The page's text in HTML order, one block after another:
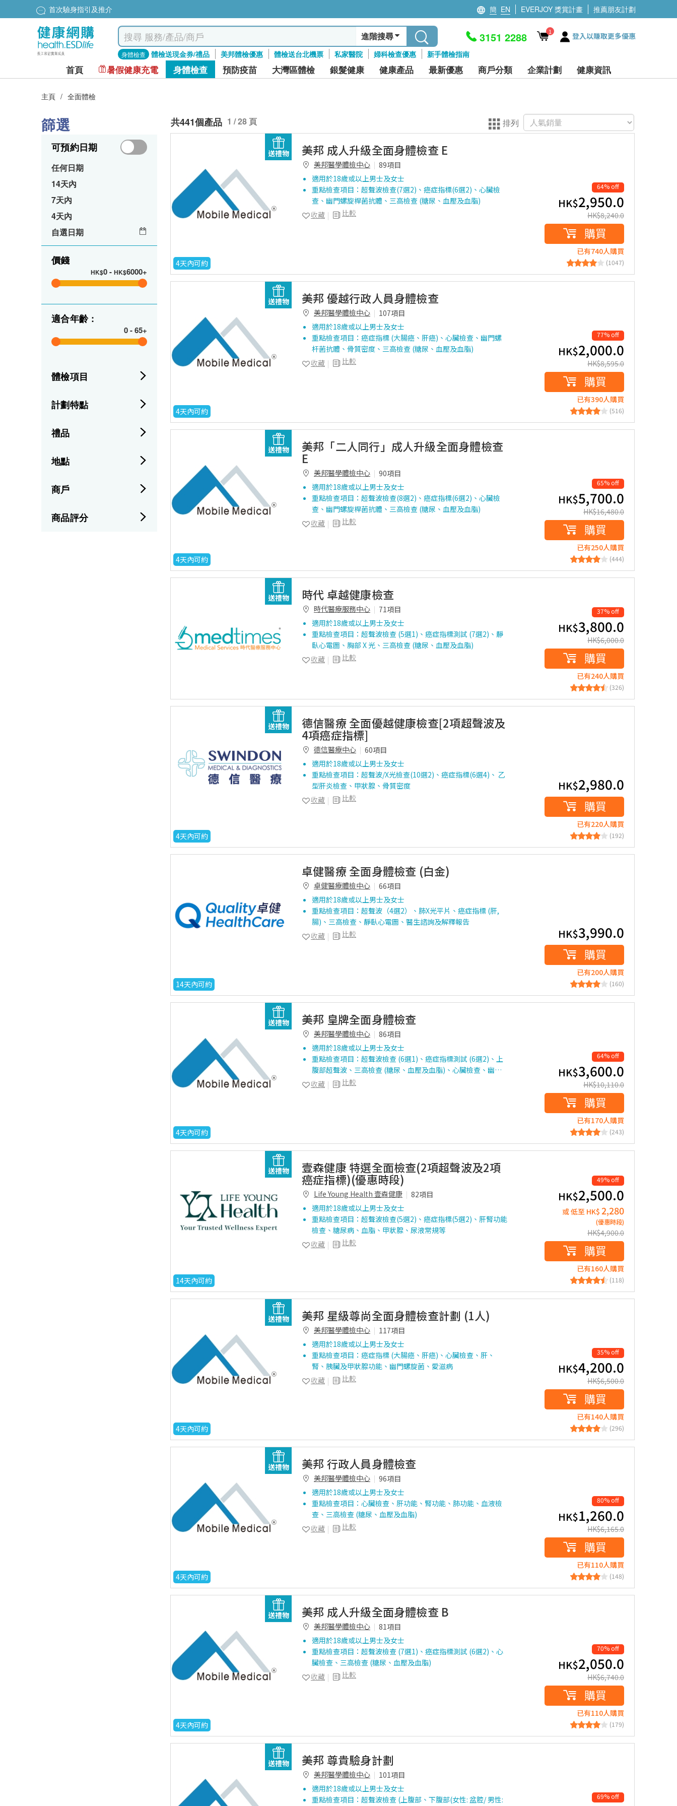
首次驗身指引及推介 簡 EN EVERJOY 獎賞計畫 推薦朋友計劃
進階搜尋
身體檢查 體檢送現金券/禮品 美邦體檢優惠 體檢送台北機票 私家醫院 婦科檢查優惠 新手體檢指南
3151 2288 1 登入以賺取更多優惠
首頁 暑假健康充電 身體檢查 預防疫苗 大灣區體檢 銀髮健康 健康產品 最新優惠 商戶分類 企業計劃 健康資訊
主頁 / 全面體檢
篩選
可預約日期
任何日期
14天內
7天內
4天內
自選日期
價錢
HK$0- HK$6000+
適合年齡 :
0-65+
體檢項目
計劃特點
禮品
地點
商戶
商品評分
共441個產品 1 / 28 頁 排列
送禮物
4天內可約
美邦 成人升級全面身體檢查 E
美邦醫學體檢中心
89項目
適用於18歲或以上男士及女士
重點檢查項目：超聲波檢查(7選2)、癌症指標(6選2)、心臟檢
查、幽門螺旋桿菌抗體、三高檢查 (糖尿、血壓及血脂)
比較
收藏
64% off
HK$2,950.0
HK$8,240.0
購買
已有740人購買
(1047)
送禮物
4天內可約
美邦 優越行政人員身體檢查
美邦醫學體檢中心
107項目
適用於18歲或以上男士及女士
重點檢查項目：癌症指標 (大腸癌、肝癌)、心臟檢查、幽門螺
杆菌抗體、骨質密度、三高檢查 (糖尿、血壓及血脂)
比較
收藏
77% off
HK$2,000.0
HK$8,595.0
購買
已有390人購買
(516)
送禮物
4天內可約
美邦「二人同行」成人升級全面身體檢查
E
美邦醫學體檢中心
90項目
適用於18歲或以上男士及女士
重點檢查項目：超聲波檢查(8選2)、癌症指標(6選2)、心臟檢
查、幽門螺旋桿菌抗體、三高檢查 (糖尿、血壓及血脂)
比較
收藏
65% off
HK$5,700.0
HK$16,480.0
購買
已有250人購買
(444)
送禮物 時代 卓越健康檢查
時代醫療服務中心
71項目
適用於18歲或以上男士及女士
重點檢查項目：超聲波檢查 (5選1)、癌症指標測試 (7選2)、靜
臥心電圖、胸部 X 光、三高檢查 (糖尿、血壓及血脂)
比較
收藏
37% off
HK$3,800.0
HK$6,000.0
購買
已有240人購買
(326)
送禮物
4天內可約
德信醫療 全面優越健康檢查[2項超聲波及
4項癌症指標]
德信醫療中心
60項目
適用於18歲或以上男士及女士
重點檢查項目：超聲波/X光檢查(10選2)、癌症指標(6選4)、 乙
型肝炎檢查、甲狀腺、骨質密度
比較
收藏
HK$2,980.0
購買
已有220人購買
(192)
14天內可約
卓健醫療 全面身體檢查 (白金)
卓健醫療體檢中心
66項目
適用於18歲或以上男士及女士
重點檢查項目：超聲波（4選2）、肺X光平片、癌症指標 (肝,
腸)、三高檢查、靜臥心電圖、醫生諮詢及解釋報告
比較
收藏 HK$3,990.0
購買
已有200人購買
(160)
送禮物
4天內可約
美邦 皇牌全面身體檢查
美邦醫學體檢中心
86項目
適用於18歲或以上男士及女士
重點檢查項目：超聲波檢查 (6選1)、癌症指標測試 (6選2)、上
腹部超聲波、三高檢查 (糖尿、血壓及血脂)、心臟檢查、幽…
比較
收藏
64% off
HK$3,600.0
HK$10,110.0
購買
已有170人購買
(243)
送禮物
14天內可約
壹森健康 特選全面檢查(2項超聲波及2項
癌症指標)(優惠時段)
Life Young Health 壹森健康
82項目
適用於18歲或以上男士及女士
重點檢查項目：超聲波檢查(5選2)、癌症指標(5選2)、肝腎功能
檢查、糖尿病、血脂、甲狀腺、尿液常規等
比較
收藏
49% off
HK$2,500.0
或 低至 HK$ 2,280
(優惠時段)
HK$4,900.0
購買
已有160人購買
(118)
送禮物
4天內可約
美邦 星級尊尚全面身體檢查計劃 (1人)
美邦醫學體檢中心
117項目
適用於18歲或以上男士及女士
重點檢查項目：癌症指標 (大腸癌、肝癌)、心臟檢查、肝、
腎、胰臟及甲狀腺功能、幽門螺旋菌、愛滋病
比較
收藏
35% off
HK$4,200.0
HK$6,500.0
購買
已有140人購買
(296)
送禮物
4天內可約
美邦 行政人員身體檢查
美邦醫學體檢中心
96項目
適用於18歲或以上男士及女士
重點檢查項目：心臟檢查、肝功能、腎功能、肺功能、血液檢
查、三高檢查 (糖尿、血壓及血脂)
比較
收藏
80% off
HK$1,260.0
HK$6,165.0
購買
已有110人購買
(148)
送禮物
4天內可約
美邦 成人升級全面身體檢查 B
美邦醫學體檢中心
81項目
適用於18歲或以上男士及女士
重點檢查項目：超聲波檢查 (7選1)、癌症指標測試 (6選2)、心
臟檢查、三高檢查 (糖尿、血壓及血脂)
比較
收藏
70% off
HK$2,050.0
HK$6,740.0
購買
已有110人購買
(179)
送禮物 美邦 尊貴驗身計劃
美邦醫學體檢中心
101項目
適用於18歲或以上男士及女士
重點檢查項目：超聲波檢查 (上腹部、下腹部(女性: 盆腔/ 男性:
69% off